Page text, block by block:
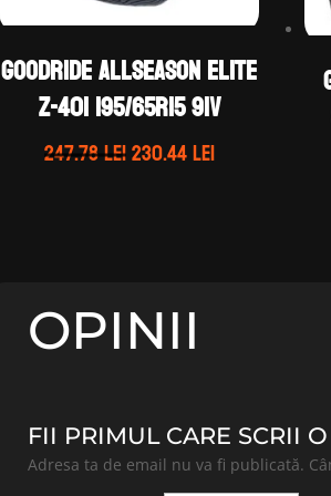
GOODRIDE ALLSEASON ELITE
Z-401 195/65R15 91V
247.78leiPrețul
230.44leiPrețul
OPINII
FII PRIMUL CARE SCRII
Adresa ta de email nu va fi publicată.